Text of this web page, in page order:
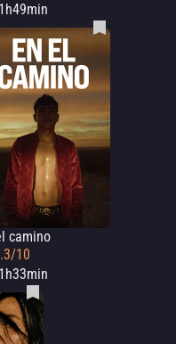
1h49min
camino
10
1h33min